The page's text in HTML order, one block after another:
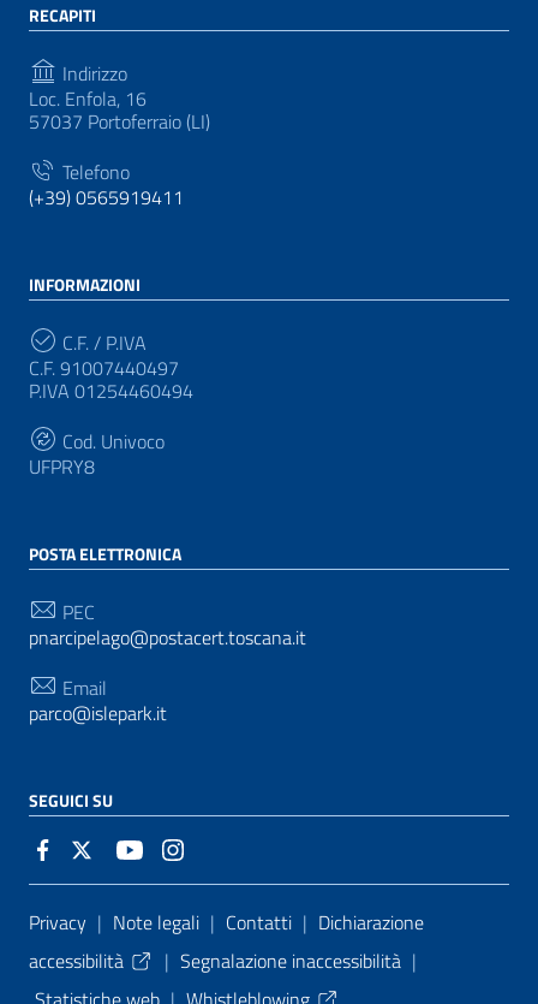
RECAPITI
Indirizzo
Loc. Enfola, 16
57037 Portoferraio (LI)
Telefono
(+39) 0565919411
INFORMAZIONI
C.F. / P.IVA
C.F. 91007440497
P.IVA 01254460494
Cod. Univoco
UFPRY8
POSTA ELETTRONICA
PEC
pnarcipelago@postacert.toscana.it
Email
parco@islepark.it
SEGUICI SU
Sezione Link Utili
Privacy | Note legali | Contatti | Dichiarazione
accessibilità
| Segnalazione inaccessibilità |